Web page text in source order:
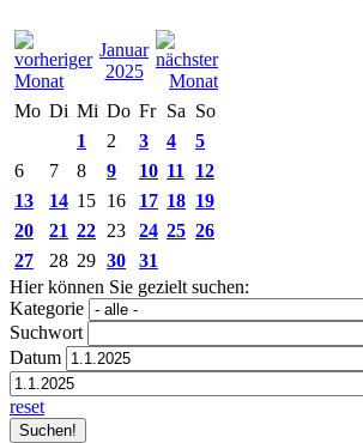
Januar
2025
Mo Di Mi Do Fr Sa So
1
2 3 4
5
6
7 8 9 10 11
12
13
14 15 16 17 18 19
20
21 22 23 24 25 26
27
28 29 30
31
Hier können Sie gezielt suchen:
Kategorie
Suchwort
Datum
reset